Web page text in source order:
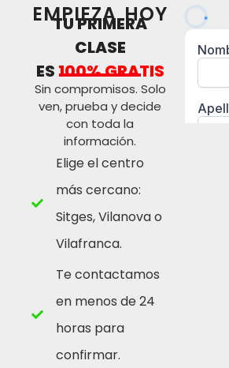
EMPIEZA HOY
TU PRIMERA
CLASE
ES 100% GRATIS
Sin compromisos. Solo
ven, prueba y decide
con toda la
información.
Elige el centro
más cercano:
Sitges, Vilanova o
Vilafranca.
Te contactamos
en menos de 24
horas para
confirmar.